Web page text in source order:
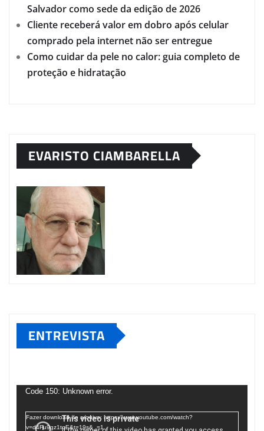
Salvador como sede da edição de 2026
Cliente receberá valor em dobro após celular
comprado pela internet não ser entregue
Como cuidar da pele no calor: guia completo de
proteção e hidratação
EVARISTO CIAMBARELLA
ENTREVISTA
deCode 150: Unknown error.
Fazer download do arquivo: https://www.youtube.com/watch?
v=d4Fu9gz1tqE&t=19s&_=1